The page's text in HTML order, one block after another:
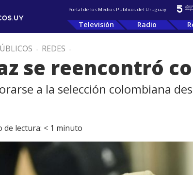
Portal de los Medios Públicos del Uruguay
Televisión Radio
. REDES .
se reencontró
a la selección colombiana
de lectura: < 1 minuto